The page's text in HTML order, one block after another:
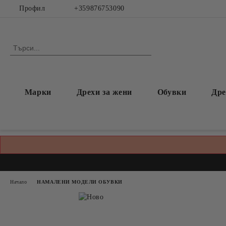
Профил +359876753090
Марки Дрехи за жени Обувки
Начало НАМАЛЕНИ МОДЕЛИ ОБУВКИ